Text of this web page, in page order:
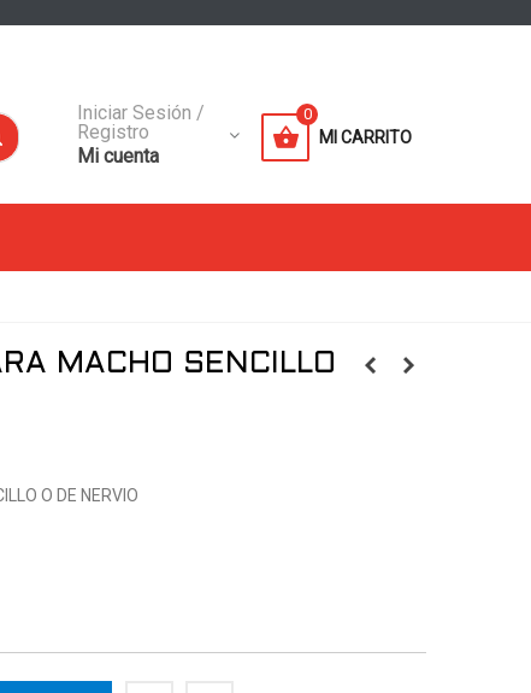
Iniciar Sesión /
Registro
Mi cuenta
0
MI CARRITO
MACHO SENCILLO
O DE NERVIO